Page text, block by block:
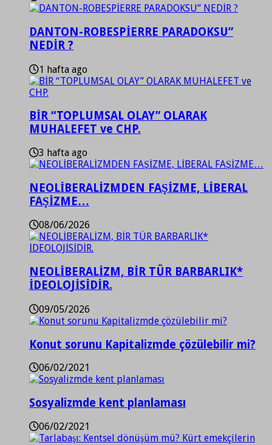
DANTON-ROBESPİERRE PARADOKSU”
NEDİR ?
1 hafta ago
BİR “TOPLUMSAL OLAY” OLARAK
MUHALEFET ve CHP.
3 hafta ago
NEOLİBERALİZMDEN FAŞİZME, LİBERAL
FAŞİZME…
08/06/2026
NEOLİBERALİZM, BİR TÜR BARBARLIK*
İDEOLOJİSİDİR.
09/05/2026
Konut sorunu Kapitalizmde çözülebilir mi?
06/02/2021
Sosyalizmde kent planlaması
06/02/2021